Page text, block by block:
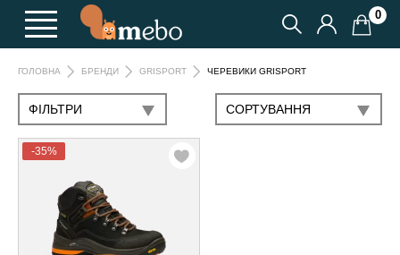
0
ГОЛОВНА БРЕНДИ GRISPORT ЧЕРЕВИКИ GRISPORT
ФІЛЬТРИ СОРТУВАННЯ
-35%